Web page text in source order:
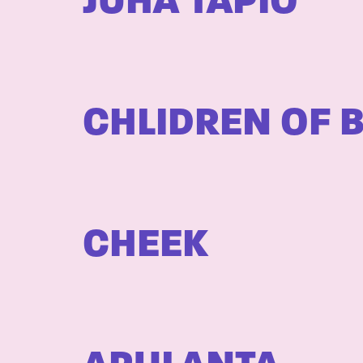
CHLIDREN OF
CHEEK